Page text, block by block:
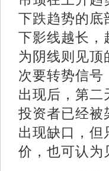
下跌趋势的底
下影线越长，
为阴线则见
次要转势信号
出现后，第二
投资者已经被
出现缺口，但
价，也可认